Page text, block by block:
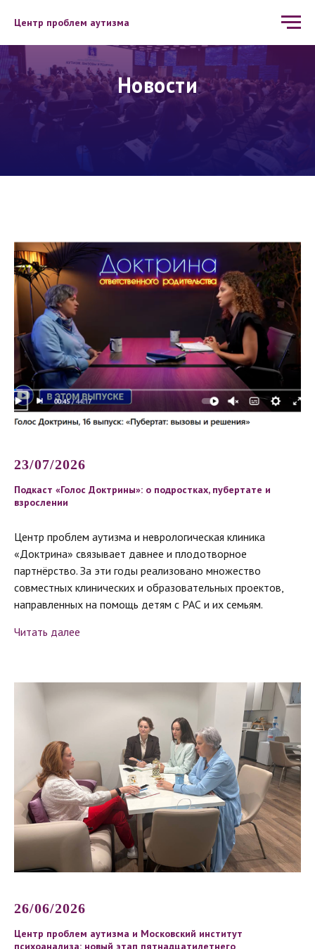
Центр проблем аутизма
Новости
23/07/2026
Подкаст «Голос Доктрины»: о подростках, пубертате и
взрослении
Центр проблем аутизма и неврологическая клиника
«Доктрина» связывает давнее и плодотворное
партнёрство. За эти годы реализовано множество
совместных клинических и образовательных проектов,
направленных на помощь детям с РАС и их семьям.
Читать далее
26/06/2026
Центр проблем аутизма и Московский институт
психоанализа: новый этап пятнадцатилетнего